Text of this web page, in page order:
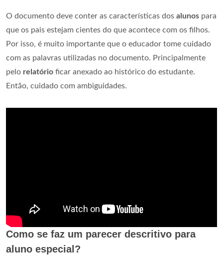
O documento deve conter as características dos alunos para
que os pais estejam cientes do que acontece com os filhos.
Por isso, é muito importante que o educador tome cuidado
com as palavras utilizadas no documento. Principalmente
pelo relatório ficar anexado ao histórico do estudante.
Então, cuidado com ambiguidades.
Como se faz um parecer descritivo para
aluno especial?